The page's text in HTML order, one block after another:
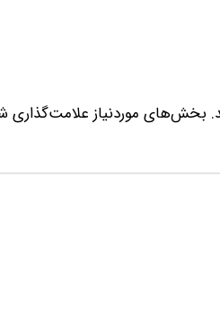
بخش‌های موردنیاز علامت‌گذاری